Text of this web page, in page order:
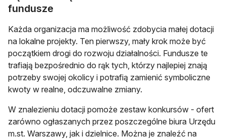
fundusze
Każda organizacja ma możliwość zdobycia małej dotacji
na lokalne projekty. Ten pierwszy, mały krok może być
początkiem drogi do rozwoju działalności. Fundusze te
trafiają bezpośrednio do rąk tych, którzy najlepiej znają
potrzeby swojej okolicy i potrafią zamienić symboliczne
kwoty w realne, odczuwalne zmiany.
W znalezieniu dotacji pomoże zestaw konkursów - ofert
zarówno ogłaszanych przez poszczególne biura Urzędu
m.st. Warszawy, jak i dzielnice. Można je znaleźć na